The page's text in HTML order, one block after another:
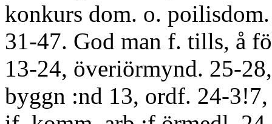
konkurs dom. o.
31-47. God man f. tills, å
13-24, överiörmynd. 25-
byggn :nd 13, ordf. 24-